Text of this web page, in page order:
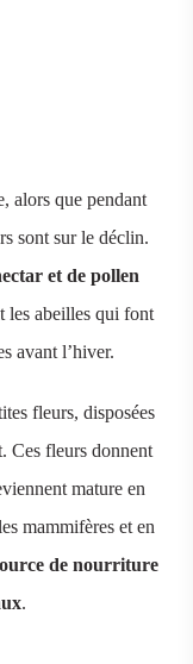
alors que pendant
sont sur le déclin.
et de pollen
les abeilles qui font
avant l’hiver.
fleurs, disposées
Ces fleurs donnent
mature en
mammifères et en
de nourriture
.